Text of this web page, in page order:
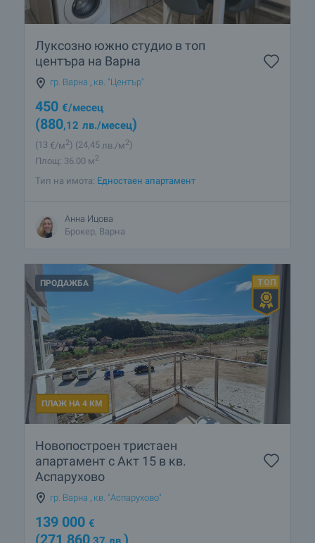
Луксозно южно студио в топ
центъра на Варна
гр. Варна , кв. "Център"
450 €/месец
(880,12 лв./месец)
(13 €/м2) (24,45 лв./м2)
Площ: 36.00 м2
Тип на имота: Едностаен апартамент
Анна Ицова
Брокер, Варна
ПРОДАЖБА
ПЛАЖ НА 4 КМ
Новопостроен тристаен
апартамент с Акт 15 в кв.
Аспарухово
гр. Варна кв. "Аспарухово"
139 000 €
(271 860 )